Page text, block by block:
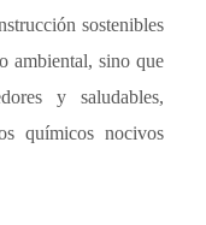
sostenibles
ambiental, sino que
y saludables,
químicos nocivos